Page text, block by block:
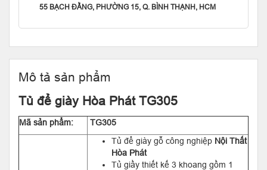
55 BẠCH ĐẰNG, PHƯỜNG 15, Q. BÌNH THẠNH, HCM
Mô tả sản phẩm
Tủ để giày Hòa Phát TG305
Mã sản phẩm: TG305
Tủ để giày gỗ công nghiệp Nội Thất
Hòa Phát
Tủ giầy thiết kế 3 khoang gồm 1